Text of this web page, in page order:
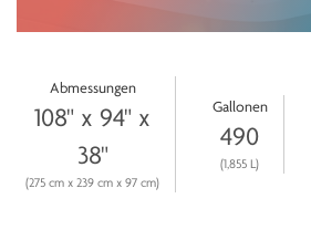
Abmessungen
108" x 94" x
38"
(275 cm x 239 cm x 97 cm)
Gallonen
490
(1,855 L)